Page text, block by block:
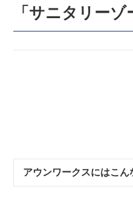
「サニタリー
アウンワークスにはこん